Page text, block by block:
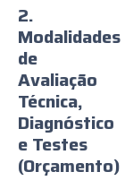
2.
Modalidades
de
Avaliação
Técnica,
Diagnóstico
e Testes
(Orçamento)